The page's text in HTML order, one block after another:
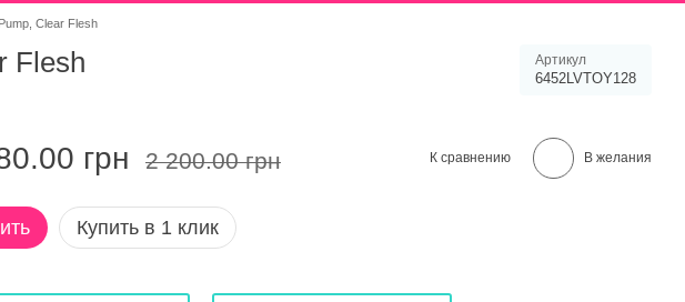
Clear Flesh
Flesh Артикул
6452LVTOY128
грн 2 200.00 грн К сравнению В желания
Купить в 1 клик